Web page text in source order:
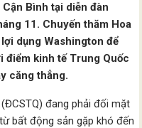
Bình tại diễn đàn
11. Chuyến thăm Hoa
dụng Washington để
điểm kinh tế Trung Quốc
căng thẳng.
đang phải đối mặt
bất động sản gặp khó đến